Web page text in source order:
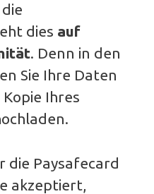
dies auf
. Denn in den
Sie Ihre Daten
Ihres
die Paysafecard
akzeptiert,